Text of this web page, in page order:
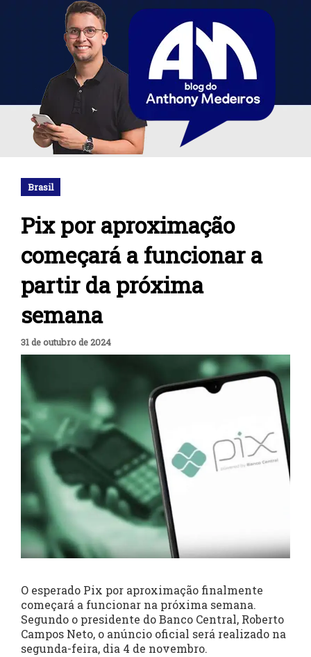
Brasil
Pix por aproximação
começará a funcionar a
partir da próxima
semana
31 de outubro de 2024
O esperado Pix por aproximação finalmente
começará a funcionar na próxima semana.
Segundo o presidente do Banco Central, Roberto
Campos Neto, o anúncio oficial será realizado na
segunda-feira, dia 4 de novembro.